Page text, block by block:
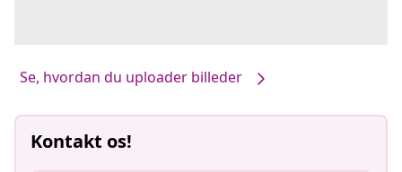
Se, hvordan du uploader billeder
Kontakt os!